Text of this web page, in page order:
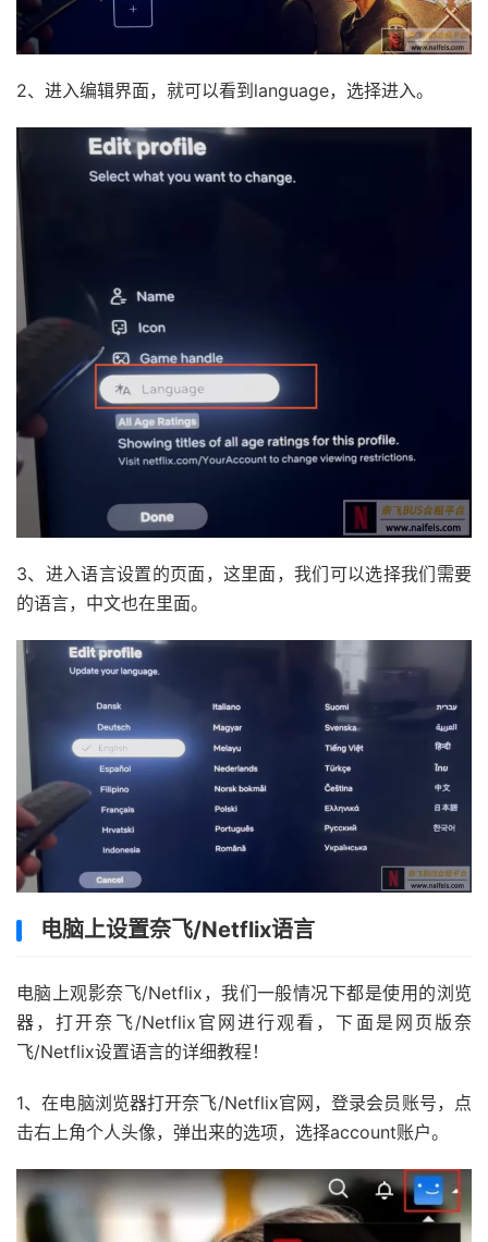
2、进入编辑界面，就可以看到language，选择进入。
3、进入语言设置的页面，这里面，我们可以选择我们需要
的语言，中文也在里面。
电脑上设置奈飞/Netflix语言
电脑上观影奈飞/Netflix，我们一般情况下都是使用的浏览
器，打开奈飞/Netflix官网进行观看，下面是网页版奈
飞/Netflix设置语言的详细教程！
1、在电脑浏览器打开奈飞/Netflix官网，登录会员账号，点
击右上角个人头像，弹出来的选项，选择account账户。